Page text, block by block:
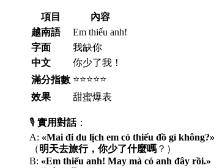
項目
內容
越南語
Em thiếu anh!
字面
我缺你
中文
你少了我！
滿分指數 ⭐⭐⭐⭐⭐
效果
甜蜜爆表
🎙️ 實用對話：
A: «Mai đi du lịch em có thiếu đồ gì không?»
（明天去旅行，你少了什麼嗎 ？）
B: «Em thiếu anh! May mà có anh đây rồi.»